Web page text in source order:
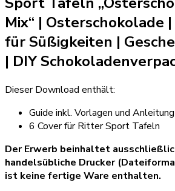
Menge
Mix“ | Osterschokolade |
für Süßigkeiten |
| DIY
Dieser Download enthält:
Guide inkl. Vorlagen und
6 Cover für Ritter Sport Tafeln
Der Erwerb beinhaltet
handelsübliche Drucker
ist keine fertige Ware enthalten.